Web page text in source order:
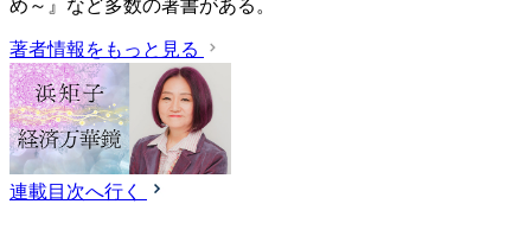
め～』など多数の著書がある。
著者情報をもっと見る
連載目次へ行く